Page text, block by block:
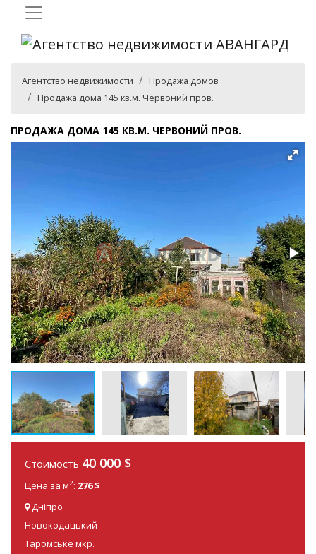
Агентство недвижимости
Продажа домов
Продажа дома 145 кв.м. Червоний пров.
ПРОДАЖА ДОМА 145 КВ.М. ЧЕРВОНИЙ ПРОВ.
Стоимость 40 000 $
Цена за м2: 276 $
Дніпро
Новокодацький
Таромське мкр.